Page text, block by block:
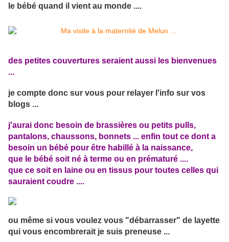
le bébé quand il vient au monde ....
des petites couvertures seraient aussi les bienvenues
...
je compte donc sur vous pour relayer l'info sur vos
blogs ...
j'aurai donc besoin de brassières ou petits pulls,
pantalons, chaussons, bonnets ... enfin tout ce dont a
besoin un bébé pour être habillé à la naissance,
que le bébé soit né à terme ou en prématuré ....
que ce soit en laine ou en tissus pour toutes celles qui
sauraient coudre ....
ou même si vous voulez vous "débarrasser" de layette
qui vous encombrerait je suis preneuse ...